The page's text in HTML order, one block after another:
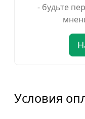
- будьте
Условия